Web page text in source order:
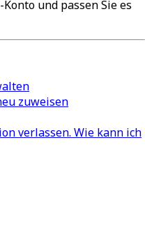
und passen Sie es
zuweisen
verlassen. Wie kann ich